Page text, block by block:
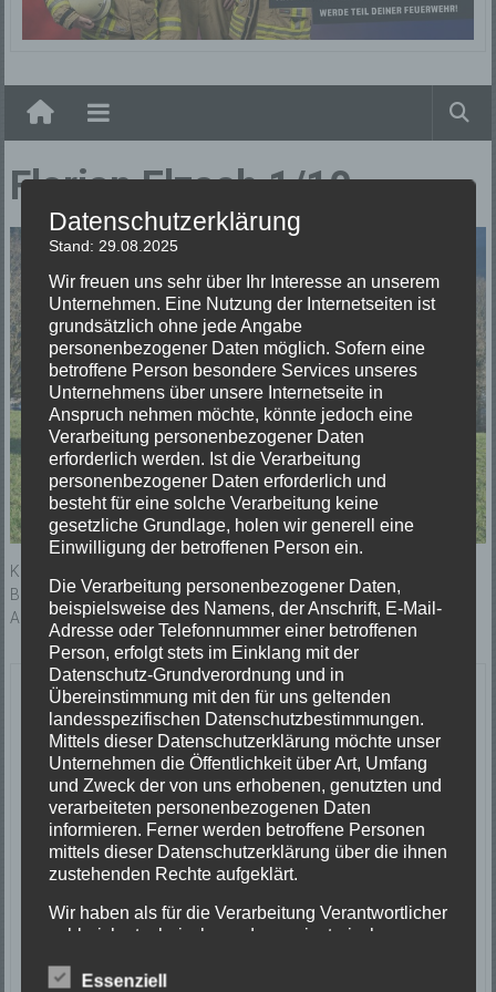
Elzach
Florian Elzach 1/10
KdoW – Kommandowagen
Baujahr: 2001
Aus- und Umbau Abteilung Elzach
Letzte Einsätze
ABC-1, Ölspur klein
23/06/2026
Ölspur
Einsatzort: Oberprechtal
TH 2 Absicherung Verkehrsunfall
20/06/2026
Einsatzort: Prechtal Talstraße
TH1 Tier in Not
Tierrettung
Datenschutzerklärung
Stand: 29.08.2025
Wir freuen uns sehr über Ihr Interesse an unserem
Unternehmen. Eine Nutzung der Internetseiten ist
grundsätzlich ohne jede Angabe
personenbezogener Daten möglich. Sofern eine
betroffene Person besondere Services unseres
Unternehmens über unsere Internetseite in
Anspruch nehmen möchte, könnte jedoch eine
Verarbeitung personenbezogener Daten
erforderlich werden. Ist die Verarbeitung
personenbezogener Daten erforderlich und
besteht für eine solche Verarbeitung keine
gesetzliche Grundlage, holen wir generell eine
Einwilligung der betroffenen Person ein.
Die Verarbeitung personenbezogener Daten,
beispielsweise des Namens, der Anschrift, E-Mail-
Adresse oder Telefonnummer einer betroffenen
Person, erfolgt stets im Einklang mit der
Datenschutz-Grundverordnung und in
Übereinstimmung mit den für uns geltenden
landesspezifischen Datenschutzbestimmungen.
Mittels dieser Datenschutzerklärung möchte unser
Unternehmen die Öffentlichkeit über Art, Umfang
und Zweck der von uns erhobenen, genutzten und
verarbeiteten personenbezogenen Daten
informieren. Ferner werden betroffene Personen
mittels dieser Datenschutzerklärung über die ihnen
zustehenden Rechte aufgeklärt.
Wir haben als für die Verarbeitung Verantwortlicher
zahlreiche technische und organisatorische
lückenlosen Schutz der über diese Internetseite
Essenziell